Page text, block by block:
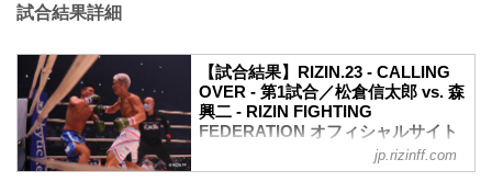
試合結果詳細
【試合結果】RIZIN.23 - CALLING
OVER - 第1試合／松倉信太郎 vs. 森
興二 - RIZIN FIGHTING
FEDERATION オフィシャルサイト
jp.rizinff.com